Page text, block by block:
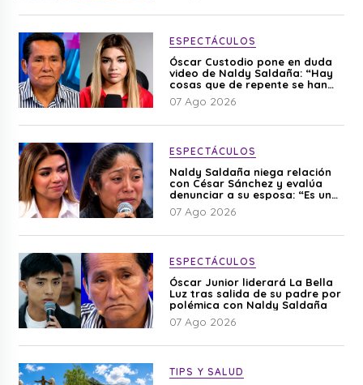
ESPECTÁCULOS
Óscar Custodio pone en duda
video de Naldy Saldaña: “Hay
cosas que de repente se han
editado”
07 Ago 2026
ESPECTÁCULOS
Naldy Saldaña niega relación
con César Sánchez y evalúa
denunciar a su esposa: “Es una
difamación”
07 Ago 2026
ESPECTÁCULOS
Óscar Junior liderará La Bella
Luz tras salida de su padre por
polémica con Naldy Saldaña
07 Ago 2026
TIPS Y SALUD